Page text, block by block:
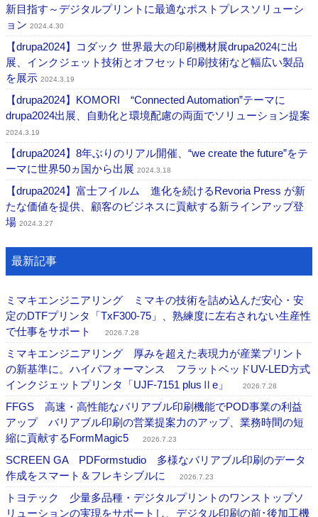
新目指す～デジタルプリントに最適なポストプレスソリューシ
ョン 2024.4.30
【drupa2024】コダック 世界最大の印刷機材展drupa2024に出
展、インクジェット技術とオフセット印刷技術など幅広い製品
を展示 2024.3.19
【drupa2024】KOMORI “Connected Automation”テーマに
drupa2024出展、自動化と環境配慮の両面でソリューション提案
2024.3.19
【drupa2024】8年ぶりのリアル開催、“we create the future”をテ
ーマに世界50ヵ国から出展 2024.3.18
【drupa2024】富士フイルム 進化を続けるRevoria Press が新
たな価値を提供、顧客のビジネスに貢献する新ラインアップ登
場 2024.3.27
最新記事
ミマキエンジニアリング ミマキの技術を詰め込んだ安心・安
定のDTFプリンタ「TxF300-75」、熟練度に左右されない生産性
で仕事をサポート
2026.7.28
ミマキエンジニアリング 厚みを超えた表現力が産業プリント
の新基準に。ハイパフォーマンス フラットベッドUV-LED方式
インクジェットプリンタ「UJF-7151 plusⅡe」
2026.7.28
FFGS 高速・高性能なバリアブル印刷機能でPOD事業の利益
アップ バリアブル印刷の営業提案力のアップ、業務時間の短
縮に貢献するFormMagic5
2026.7.23
SCREEN GA PDFormstudio 多様なバリアブル印刷のデータ
作成をスマート＆フレキシブルに
2026.7.23
トヨテック 少量多品種・デジタルプリントのワンストップソ
リューションの実現をサポートし、デジタル印刷の前･後加工機